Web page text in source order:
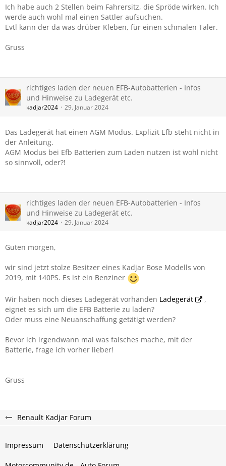
Ich habe auch 2 Stellen beim Fahrersitz, die Spröde wirken. Ich
werde auch wohl mal einen Sattler aufsuchen.
Evtl kann der da was drüber Kleben, für einen schmalen Taler.
Gruss
richtiges laden der neuen EFB-Autobatterien - Infos
und Hinweise zu Ladegerät etc.
kadjar2024 29. Januar 2024
Das Ladegerät hat einen AGM Modus. Explizit Efb steht nicht in
der Anleitung.
AGM Modus bei Efb Batterien zum Laden nutzen ist wohl nicht
so sinnvoll, oder?!
richtiges laden der neuen EFB-Autobatterien - Infos
und Hinweise zu Ladegerät etc.
kadjar2024 29. Januar 2024
Guten morgen,
wir sind jetzt stolze Besitzer eines Kadjar Bose Modells von
2019, mit 140PS. Es ist ein Benziner
Wir haben noch dieses Ladegerät vorhanden Ladegerät
,
eignet es sich um die EFB Batterie zu laden?
Oder muss eine Neuanschaffung getätigt werden?
Bevor ich irgendwann mal was falsches mache, mit der
Batterie, frage ich vorher lieber!
Gruss
Renault Kadjar Forum
Impressum Datenschutzerklärung